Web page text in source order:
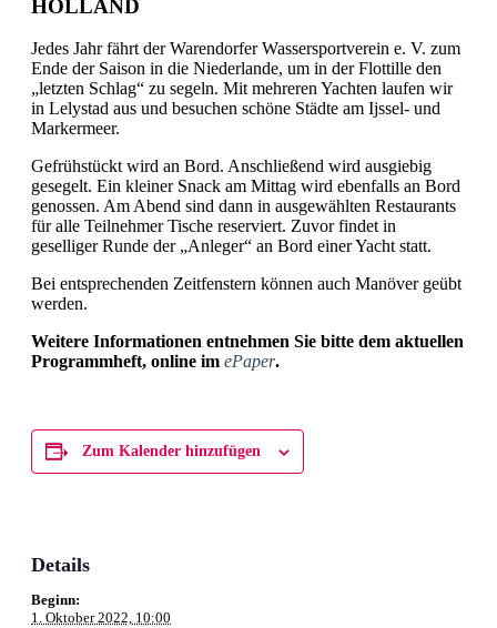
HOLLAND
Jedes Jahr fährt der Warendorfer Wassersportverein e. V. zum
Ende der Saison in die Niederlande, um in der Flottille den
„letzten Schlag“ zu segeln. Mit mehreren Yachten laufen wir
in Lelystad aus und besuchen schöne Städte am Ijssel- und
Markermeer.
Gefrühstückt wird an Bord. Anschließend wird ausgiebig
gesegelt. Ein kleiner Snack am Mittag wird ebenfalls an Bord
genossen. Am Abend sind dann in ausgewählten Restaurants
für alle Teilnehmer Tische reserviert. Zuvor findet in
geselliger Runde der „Anleger“ an Bord einer Yacht statt.
Bei entsprechenden Zeitfenstern können auch Manöver geübt
werden.
Weitere Informationen entnehmen Sie bitte dem aktuellen
Programmheft, online im ePaper.
Zum Kalender hinzufügen
Details
Beginn:
1. Oktober 2022, 10:00